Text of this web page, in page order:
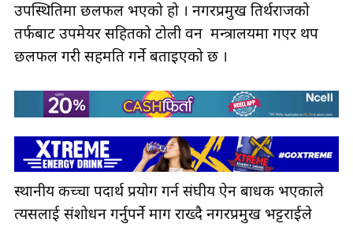
उपस्थितिमा छलफल भएको हो । नगरप्रमुख तिर्थराजको
तर्फबाट उपमेयर सहितको टोली वन मन्त्रालयमा गएर थप
छलफल गरी सहमति गर्ने बताइएको छ ।
स्थानीय कच्चा पदार्थ प्रयोग गर्न संघीय ऐन बाधक भएकाले
त्यसलाई संशोधन गर्नुपर्ने माग राख्दै नगरप्रमुख भट्टराईले